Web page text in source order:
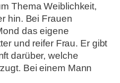
Thema Weiblichkeit,
hin. Bei Frauen
das eigene
und reifer Frau. Er gibt
darüber, welche
Bei einem Mann